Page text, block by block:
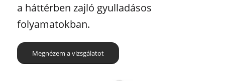
a háttérben zajló gyulladásos
folyamatokban.
Megnézem a vizsgálatot